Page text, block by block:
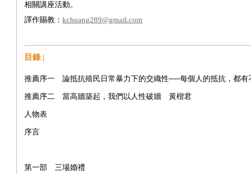
相關講座活動。
譯作賜教： kchuang289@gmail.com
目錄 |
推薦序一 論抵抗殖民日常暴力下的交織性──每個人的抵抗，都
推薦序二 當高牆築起，我們以人性破牆 黃楷君
人物表
序言
第一部 三場婚禮